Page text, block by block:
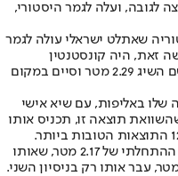
קפיצה לגובה, ועלה לגמר היסטורי,
שאתלט ישראלי עולה לגמר
זאת, היה קונסטנטין
מטוסביץ', שעלה לגמר ב-1997 באתונה, שם השיג 2.29 מטר וסיים במקום
הבכורה שלו באליפות, עם שיא אישי
ידע שהשוואת תוצאה זו, תכניס אותו
הקופץ המוכשר, החל את התחרות בגובה ההתחלתי של 2.17 מטר, שאותו
בניסיון הראשון. כשהרף עלה ל-2.21 מטר, עבר אותו רק בניסיון השני.